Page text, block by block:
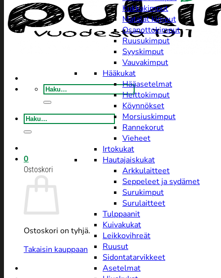
Etsi:
Etsi:
0
Ostoskori
Ostoskori on tyhjä.
Takaisin kauppaan
Kukkakimput
Matalat kimput
Osanottokimput
Ruusukimput
Syyskimput
Vauvakimput
Hääkukat
Hääasetelmat
Heittokimput
Köynnökset
Morsiuskimput
Rannekorut
Vieheet
Irtokukat
Hautajaiskukat
Arkkulaitteet
Seppeleet ja sydämet
Surukimput
Surulaitteet
Tulppaanit
Kuivakukat
Leikkovihreät
Ruusut
Sidontatarvikkeet
Asetelmat